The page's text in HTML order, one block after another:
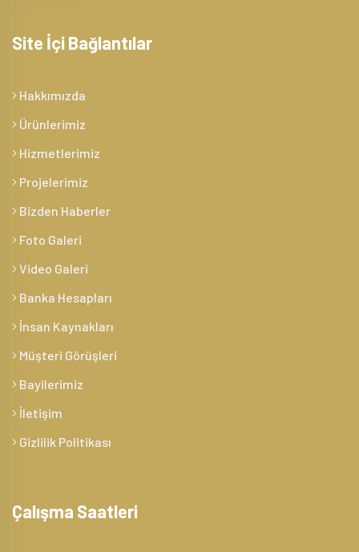
Site İçi Bağlantılar
Hakkımızda
Ürünlerimiz
Hizmetlerimiz
Projelerimiz
Bizden Haberler
Foto Galeri
Video Galeri
Banka Hesapları
İnsan Kaynakları
Müşteri Görüşleri
Bayilerimiz
İletişim
Gizlilik Politikası
Çalışma Saatleri